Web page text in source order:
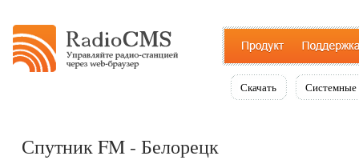
Скачать Системные
Спутник FM - Белорецк